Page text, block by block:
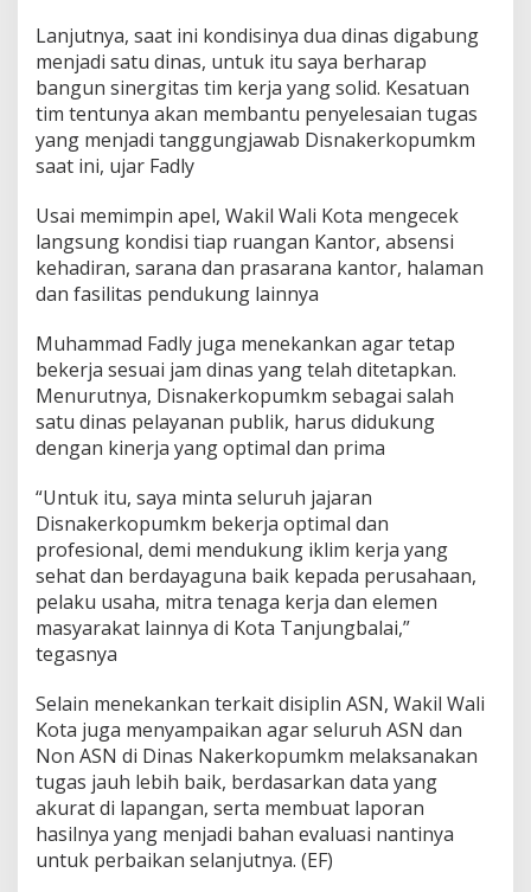
Lanjutnya, saat ini kondisinya dua dinas digabung
menjadi satu dinas, untuk itu saya berharap
bangun sinergitas tim kerja yang solid. Kesatuan
tim tentunya akan membantu penyelesaian tugas
yang menjadi tanggungjawab Disnakerkopumkm
saat ini, ujar Fadly
Usai memimpin apel, Wakil Wali Kota mengecek
langsung kondisi tiap ruangan Kantor, absensi
kehadiran, sarana dan prasarana kantor, halaman
dan fasilitas pendukung lainnya
Muhammad Fadly juga menekankan agar tetap
bekerja sesuai jam dinas yang telah ditetapkan.
Menurutnya, Disnakerkopumkm sebagai salah
satu dinas pelayanan publik, harus didukung
dengan kinerja yang optimal dan prima
“Untuk itu, saya minta seluruh jajaran
Disnakerkopumkm bekerja optimal dan
profesional, demi mendukung iklim kerja yang
sehat dan berdayaguna baik kepada perusahaan,
pelaku usaha, mitra tenaga kerja dan elemen
masyarakat lainnya di Kota Tanjungbalai,”
tegasnya
Selain menekankan terkait disiplin ASN, Wakil Wali
Kota juga menyampaikan agar seluruh ASN dan
Non ASN di Dinas Nakerkopumkm melaksanakan
tugas jauh lebih baik, berdasarkan data yang
akurat di lapangan, serta membuat laporan
hasilnya yang menjadi bahan evaluasi nantinya
untuk perbaikan selanjutnya. (EF)